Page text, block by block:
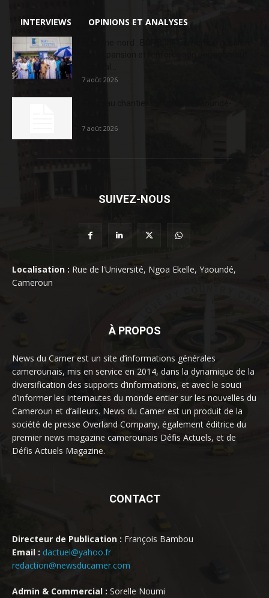
INTERVIEWS OPINIONS ET ANALYSES
7 août 2026
7 août 2026
SUIVEZ-NOUS
Localisation : Rue de l'Université, Ngoa Ekelle, Yaoundé,
Cameroun
À PROPOS
News du Camer est un site d’informations générales
camerounais, mis en service en 2014, dans la dynamique de la
diversification des supports d’informations, et avec le souci
d’informer les internautes du monde entier sur les nouvelles du
Cameroun et d’ailleurs. News du Camer est un produit de la
société de presse Overland Company, également éditrice du
premier news magazine camerounais Défis Actuels, et de
Défis Actuels Magazine.
CONTACT
Directeur de Publication : François Bambou
Email : dactuel@yahoo.fr
redaction@newsducamer.com
Admin & Commercial : Sorelle Noumi